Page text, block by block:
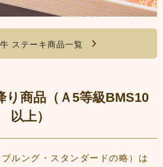
牛 ステーキ商品一覧
り商品（Ａ5等級BMS10
以上）
ルング・スタンダードの略）は